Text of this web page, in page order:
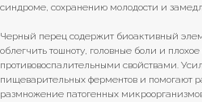
синдроме, сохранению молодости и
Черный перец содержит биоактивный
облегчить тошноту, головные боли и
противовоспалительными свойствами.
пищеварительных ферментов и помогают
размножение патогенных